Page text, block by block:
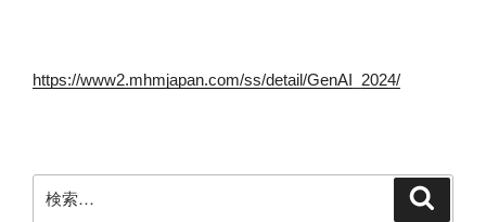
https://www2.mhmjapan.com/ss/detail/GenAI_2024/
索: